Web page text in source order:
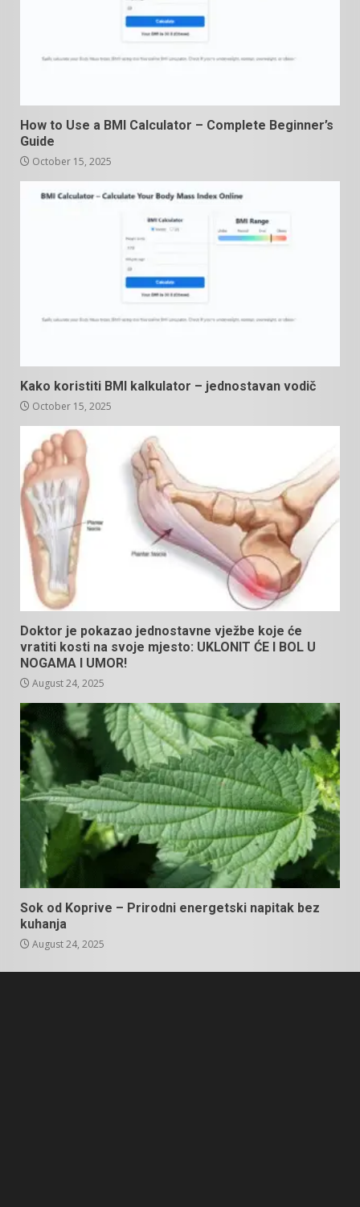
How to Use a BMI Calculator – Complete Beginner’s
Guide
October 15, 2025
Kako koristiti BMI kalkulator – jednostavan vodič
October 15, 2025
Doktor je pokazao jednostavne vježbe koje će
vratiti kosti na svoje mjesto: UKLONIT ĆE I BOL U
NOGAMA I UMOR!
August 24, 2025
Sok od Koprive – Prirodni energetski napitak bez
kuhanja
August 24, 2025